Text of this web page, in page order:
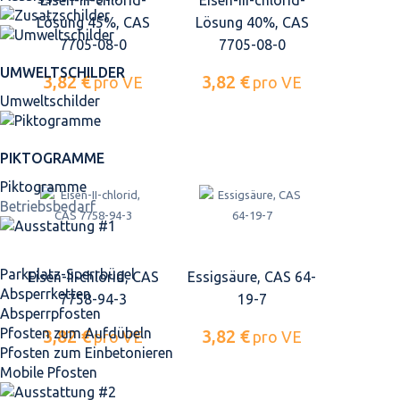
UMWELTSCHILDER
Umweltschilder
PIKTOGRAMME
Piktogramme
Betriebsbedarf
Parkplatz-Sperrbügel
Absperrketten
Absperrpfosten
Pfosten zum Aufdübeln
Pfosten zum Einbetonieren
Mobile Pfosten
Lösung 45%, CAS
7705-08-0
3,82 €pro VE
Lösung 40%, CAS
7705-08-0
3,82 € pro VE
Eisen-II-chlorid, CAS
7758-94-3
3,82 €pro VE
Essigsäure, CAS 64-
19-7
3,82 € pro VE